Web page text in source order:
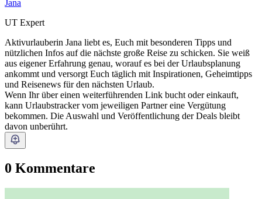
Jana
UT Expert
Aktivurlauberin Jana liebt es, Euch mit besonderen Tipps und
nützlichen Infos auf die nächste große Reise zu schicken. Sie weiß
aus eigener Erfahrung genau, worauf es bei der Urlaubsplanung
ankommt und versorgt Euch täglich mit Inspirationen, Geheimtipps
und Reisenews für den nächsten Urlaub.
Wenn Ihr über einen weiterführenden Link bucht oder einkauft,
kann Urlaubstracker vom jeweiligen Partner eine Vergütung
bekommen. Die Auswahl und Veröffentlichung der Deals bleibt
davon unberührt.
0 Kommentare